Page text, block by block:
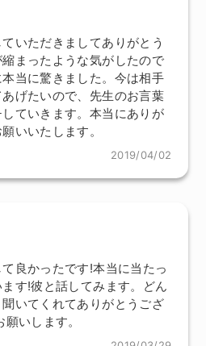
いただきましてありがとう
まったような気がしたので
当に驚きました。今は相手
げたいので、先生のお言葉
ていきます。本当にありが
いいたします。
2019/04/02
良かったです!本当に当たっ
す!彼と話してみます。どん
いてくれてありがとうござ
いします。